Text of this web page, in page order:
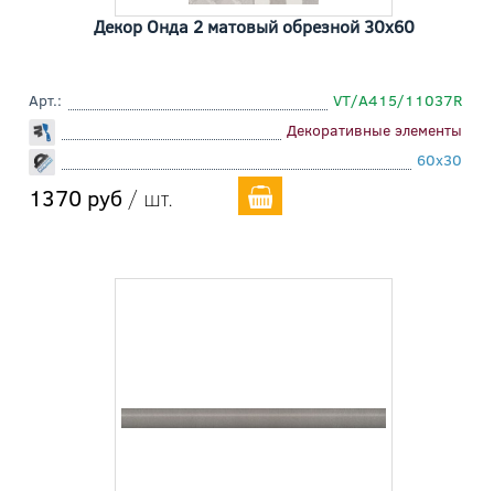
Декор Онда 2 матовый обрезной 30x60
Арт.:
VT/A415/11037R
Декоративные элементы
60x30
1370 руб / шт.